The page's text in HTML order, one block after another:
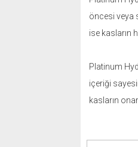
öncesi veya
ise kasların
Platinum
içeriği
kasların